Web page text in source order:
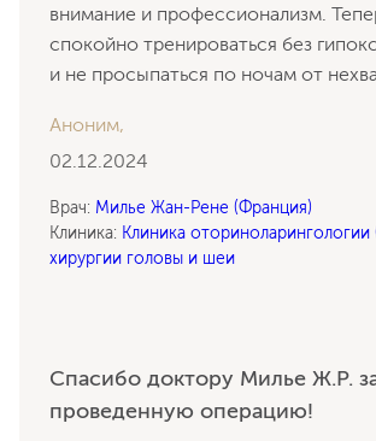
внимание и профессионализм.
спокойно тренироваться без
и не просыпаться по ночам от
Аноним,
02.12.2024
Врач: Милье Жан-Рене (Франция)
Клиника: Клиника
хирургии головы и шеи
Спасибо доктору Милье Ж.Р.
проведенную операцию!